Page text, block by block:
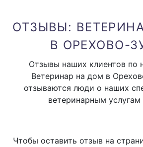
ОТЗЫВЫ:
В ОРЕХОВО-
Отзывы наших клиентов по
Ветеринар на дом в
отзываются люди о наших
ветеринарным
Чтобы оставить отзыв на